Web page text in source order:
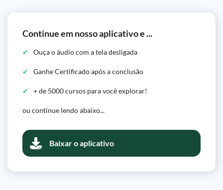
Continue em nosso aplicativo e ...
Ouça o áudio com a tela desligada
Ganhe Certificado após a conclusão
+ de 5000 cursos para você explorar!
ou continue lendo abaixo...
Baixar o aplicativo